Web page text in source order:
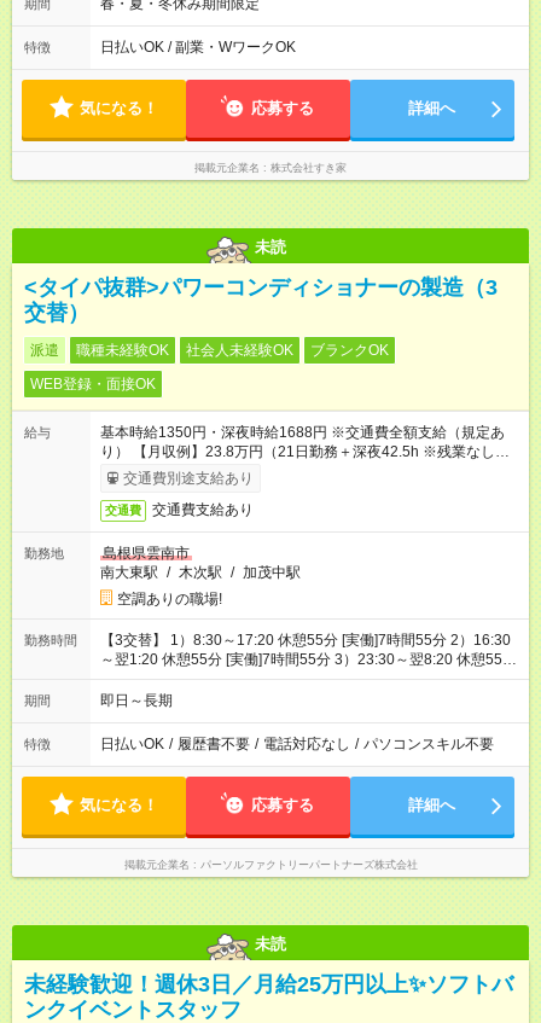
ます♪
期間 春・夏・冬休み期間限定
特徴 日払いOK / 副業・WワークOK
気になる！ 応募する 詳細へ
掲載元企業名 株式会社すき家
未読
<タイパ抜群>パワーコンディショナーの製造（3
交替）
派遣 職種未経験OK 社会人未経験OK
ブランクOK
WEB登録・面接OK
給与
基本時給1350円・深夜時給1688円 ※交通費全額支給（規定あ
り） 【月収例】23.8万円（21日勤務＋深夜42.5h ※残業なしの
場合）交通費別途支給あり
交通費 交通費支給あり
勤務地
島根県雲南市
南大東駅 / 木次駅 / 加茂中駅
空調ありの職場!
勤務時間
【3交替】 1）8:30～17:20 休憩55分 [実働]7時間55分 2）16:30
～翌1:20 休憩55分 [実働]7時間55分 3）23:30～翌8:20 休憩55
分 [実働]7時間55分
期間 即日～長期
特徴 日払いOK / 履歴書不要 / 電話対応なし / パソコンスキル不要
気になる！ 応募する 詳細へ
掲載元企業名 パーソルファクトリーパートナーズ株式会社
未読
未経験歓迎！週休3日／月給25万円以上✨ソフトバ
ンクイベントスタッフ